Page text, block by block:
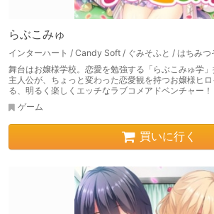
らぶこみゅ
舞台はお嬢様学校。恋愛を勉強する「らぶこみゅ学
主人公が、ちょっと変わった恋愛観を持つお嬢様ヒ
る、明るく楽しくエッチなラブコメアドベンチャー！
ゲーム
買いに行く